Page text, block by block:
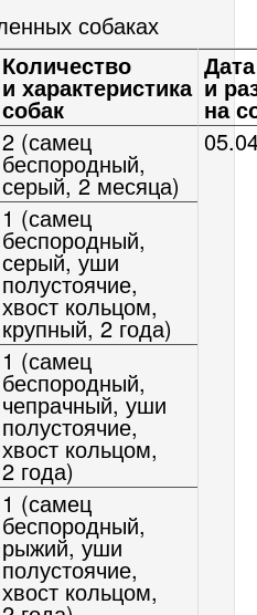
собаках
Количество
и характеристика
собак
и
на
2 (самец
беспородный,
серый, 2 месяца)
1 (самец
беспородный,
серый, уши
полустоячие,
хвост кольцом,
крупный, 2 года)
1 (самец
беспородный,
чепрачный, уши
полустоячие,
хвост кольцом,
2 года)
1 (самец
беспородный,
рыжий, уши
полустоячие,
хвост кольцом,